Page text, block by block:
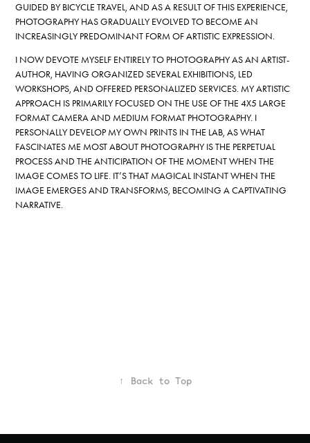
GUIDED BY BICYCLE TRAVEL, AND AS A RESULT OF THIS EXPERIENCE,
PHOTOGRAPHY HAS GRADUALLY EVOLVED TO BECOME AN
INCREASINGLY PREDOMINANT FORM OF ARTISTIC EXPRESSION.
I NOW DEVOTE MYSELF ENTIRELY TO PHOTOGRAPHY AS AN ARTIST-
AUTHOR, HAVING ORGANIZED SEVERAL EXHIBITIONS, LED
WORKSHOPS, AND OFFERED PERSONALIZED SERVICES. MY ARTISTIC
APPROACH IS PRIMARILY FOCUSED ON THE USE OF THE 4X5 LARGE
FORMAT CAMERA AND MEDIUM FORMAT PHOTOGRAPHY. I
PERSONALLY DEVELOP MY OWN PRINTS IN THE LAB, AS WHAT
FASCINATES ME MOST ABOUT PHOTOGRAPHY IS THE PERPETUAL
PROCESS AND THE ANTICIPATION OF THE MOMENT WHEN THE
IMAGE COMES TO LIFE. IT’S THAT MAGICAL INSTANT WHEN THE
IMAGE EMERGES AND TRANSFORMS, BECOMING A CAPTIVATING
NARRATIVE.
↑ Back to Top